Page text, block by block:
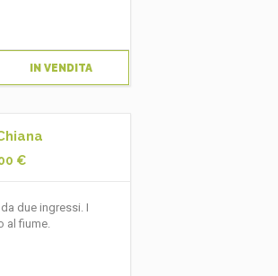
IN VENDITA
€
due ingressi. I
al fiume.